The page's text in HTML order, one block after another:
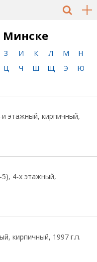
Минске
З И К Л М
Н
Ц Ч Ш Щ Э
Ю
этажный, кирпичный,
4-х этажный,
кирпичный, 1997 г.п.